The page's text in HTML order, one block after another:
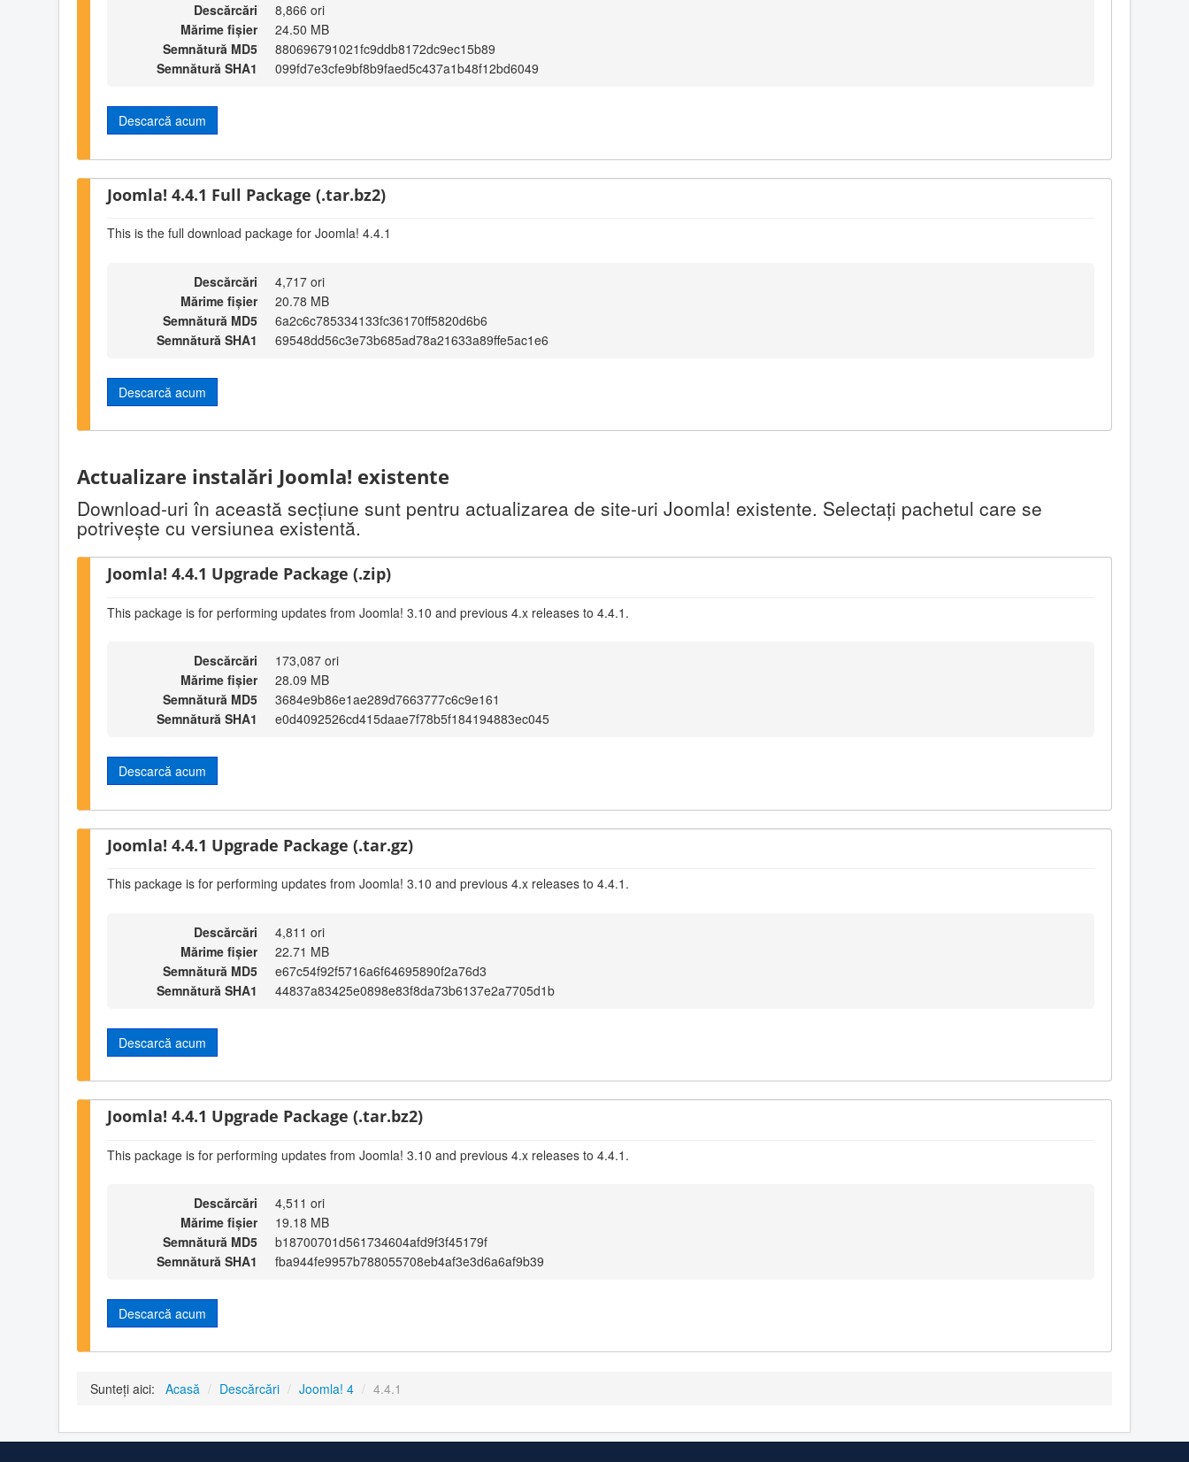
Descărcări
8,866 ori
Mărime fișier
24.50 MB
Semnătură MD5
880696791021fc9ddb8172dc9ec15b89
Semnătură SHA1
099fd7e3cfe9bf8b9faed5c437a1b48f12bd6049
Descarcă acum
Joomla! 4.4.1 Full Package (.tar.bz2)
This is the full download package for Joomla! 4.4.1
Descărcări
4,717 ori
Mărime fișier
20.78 MB
Semnătură MD5
6a2c6c785334133fc36170ff5820d6b6
Semnătură SHA1
69548dd56c3e73b685ad78a21633a89ffe5ac1e6
Descarcă acum
Actualizare instalări Joomla! existente
Download-uri în această secţiune sunt pentru actualizarea de site-uri Joomla! existente. Selectaţi pachetul care se
potriveşte cu versiunea existentă.
Joomla! 4.4.1 Upgrade Package (.zip)
This package is for performing updates from Joomla! 3.10 and previous 4.x releases to 4.4.1.
Descărcări
173,087 ori
Mărime fișier
28.09 MB
Semnătură MD5
3684e9b86e1ae289d7663777c6c9e161
Semnătură SHA1
e0d4092526cd415daae7f78b5f184194883ec045
Descarcă acum
Joomla! 4.4.1 Upgrade Package (.tar.gz)
This package is for performing updates from Joomla! 3.10 and previous 4.x releases to 4.4.1.
Descărcări
4,811 ori
Mărime fișier
22.71 MB
Semnătură MD5
e67c54f92f5716a6f64695890f2a76d3
Semnătură SHA1
44837a83425e0898e83f8da73b6137e2a7705d1b
Descarcă acum
Joomla! 4.4.1 Upgrade Package (.tar.bz2)
This package is for performing updates from Joomla! 3.10 and previous 4.x releases to 4.4.1.
Descărcări
4,511 ori
Mărime fișier
19.18 MB
Semnătură MD5
b18700701d561734604afd9f3f45179f
Semnătură SHA1
fba944fe9957b788055708eb4af3e3d6a6af9b39
Descarcă acum
Sunteți aici: Acasă / Descărcări / Joomla! 4 / 4.4.1